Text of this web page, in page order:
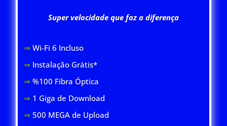
Super velocidade que faz a diferença
⇒ Wi-Fi 6 Incluso
⇒ Instalação Grátis*
⇒ %100 Fibra Óptica
⇒ 1 Giga de Download
⇒ 500 MEGA de Upload